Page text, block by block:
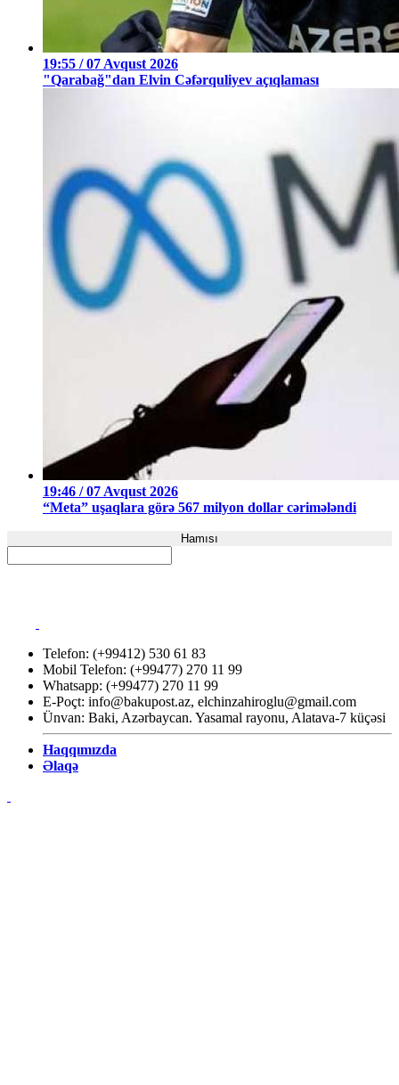
19:55 / 07 Avqust 2026
"Qarabağ"dan Elvin Cəfərquliyev açıqlaması
19:46 / 07 Avqust 2026
“Meta” uşaqlara görə 567 milyon dollar cərimələndi
Hamısı
Telefon: (+99412) 530 61 83
Mobil Telefon: (+99477) 270 11 99
Whatsapp: (+99477) 270 11 99
E-Poçt: info@bakupost.az, elchinzahiroglu@gmail.com
Ünvan: Baki, Azərbaycan. Yasamal rayonu, Alatava-7 küçəsi
Haqqımızda
Əlaqə